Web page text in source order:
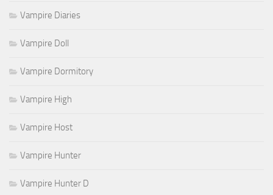
Vampire Diaries
Vampire Doll
Vampire Dormitory
Vampire High
Vampire Host
Vampire Hunter
Vampire Hunter D